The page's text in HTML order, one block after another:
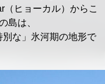
ヒョーカル）からこ
島は、
別な」氷河期の地形で